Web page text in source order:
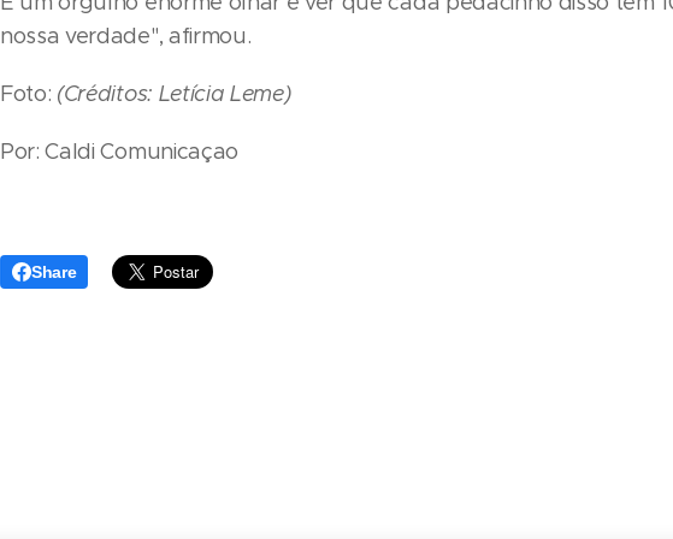
nossa verdade", afirmou.
Foto: (Créditos: Letícia Leme)
Por: Caldi Comunicaçao
Share